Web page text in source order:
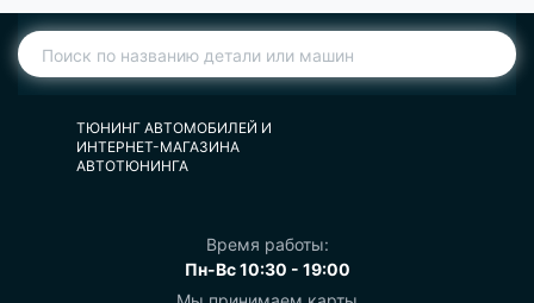
ТЮНИНГ АВТОМОБИЛЕЙ И
ИНТЕРНЕТ-МАГАЗИНА
АВТОТЮНИНГА
Время работы:
Пн-Вс 10:30 - 19:00